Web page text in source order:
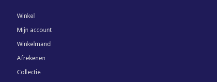
Winkel
Mijn account
Winkelmand
Afrekenen
Collectie